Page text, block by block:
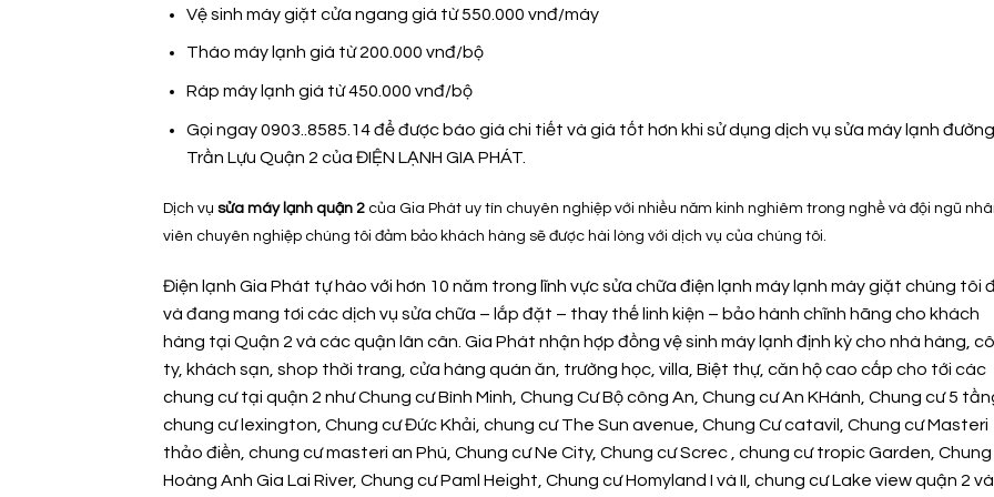
Vệ sinh máy giặt cửa ngang giá từ 550.000 vnđ/máy
Tháo máy lạnh giá từ 200.000 vnđ/bộ
Ráp máy lạnh giá từ 450.000 vnđ/bộ
Gọi ngay 0903..8585.14 để được báo giá chi tiết và giá tốt hơn khi sử dụng dịch vụ sửa máy lạnh đường
Trần Lựu Quận 2 của ĐIỆN LẠNH GIA PHÁT.
Dịch vụ sửa máy lạnh quận 2 của Gia Phát uy tín chuyên nghiệp với nhiều năm kinh nghiêm trong nghề và đội ngũ
viên chuyên nghiệp chúng tôi đảm bảo khách hàng sẽ được hài lòng với dịch vụ của chúng tôi.
Điện lạnh Gia Phát tự hào với hơn 10 năm trong lĩnh vực sửa chữa điện lạnh máy lạnh máy giặt chúng tôi
và đang mang tơi các dịch vụ sửa chữa – lắp đặt – thay thế linh kiện – bảo hành chĩnh hãng cho khách
hàng tại Quận 2 và các quận lân cân. Gia Phát nhận hợp đồng vệ sinh máy lạnh định kỳ cho nhà hàng,
ty, khách sạn, shop thời trang, cửa hàng quán ăn, trường học, villa, Biệt thự, căn hộ cao cấp cho tới các
chung cư tại quận 2 như Chung cư Bình Minh, Chung Cư Bộ công An, Chung cư An KHánh, Chung cư 5
chung cư lexington, Chung cư Đức Khải, chung cư The Sun avenue, Chung Cư catavil, Chung cư Masteri
thảo điền, chung cư masteri an Phú, Chung cư Ne City, Chung cư Screc , chung cư tropic Garden,
Hoàng Anh Gia Lai River, Chung cư Paml Height, Chung cư Homyland I và II, chung cư Lake view quận 2 và